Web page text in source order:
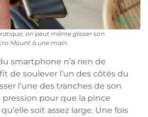
on peut même glisser son
Mount à une main.
smartphone n’a rien de
de soulever l’un des côtés du
l’une des tranches de son
pour que la pince
qu’elle soit assez large. Une fois